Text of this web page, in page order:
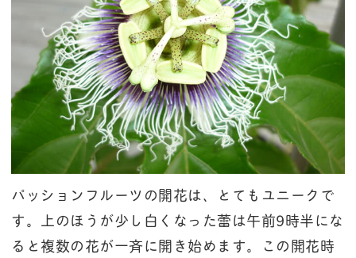
パッションフルーツの開花は、とてもユニークで
す。上のほうが少し白くなった蕾は午前9時半にな
ると複数の花が一斉に開き始めます。この開花時